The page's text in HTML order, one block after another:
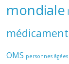
mondiale
médicament
OMS personnes âgées